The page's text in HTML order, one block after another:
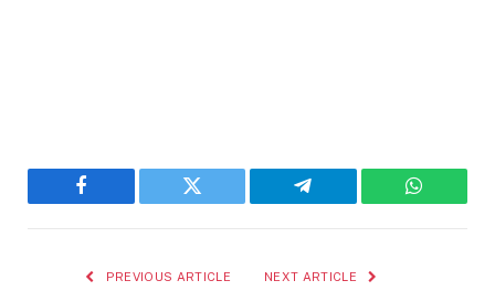
Facebook Twitter Telegram
PREVIOUS ARTICLE NEXT ARTICLE